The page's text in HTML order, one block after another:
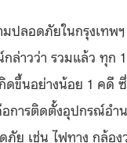
ปลอดภัยในกรุงเทพฯ
กล่าวว่า รวมแล้ว ทุก
ดขึ้นอย่างน้อย 1 คดี
อการติดตั้งอุปกรณ์อำ
ภัย เช่น ไฟทาง กล้อ